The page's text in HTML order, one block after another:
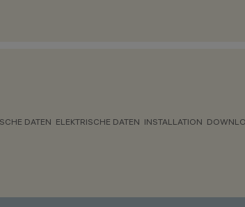
DATEN ELEKTRISCHE DATEN INSTALLATION